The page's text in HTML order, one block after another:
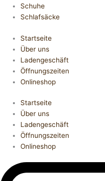
Schuhe
Schlafsäcke
Startseite
Über uns
Ladengeschäft
Öffnungszeiten
Onlineshop
Startseite
Über uns
Ladengeschäft
Öffnungszeiten
Onlineshop